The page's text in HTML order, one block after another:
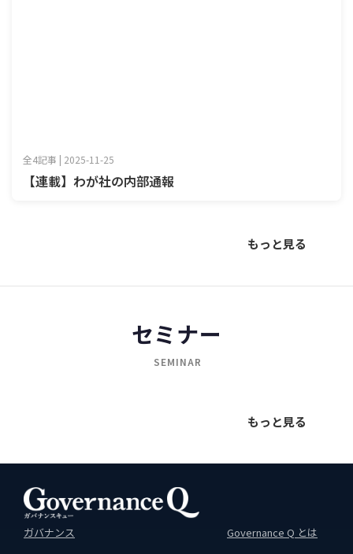
全4記事 | 2025-11-25
【連載】わが社の内部通報
もっと見る
セミナー
SEMINAR
もっと見る
ガバナンス
Governance Q とは